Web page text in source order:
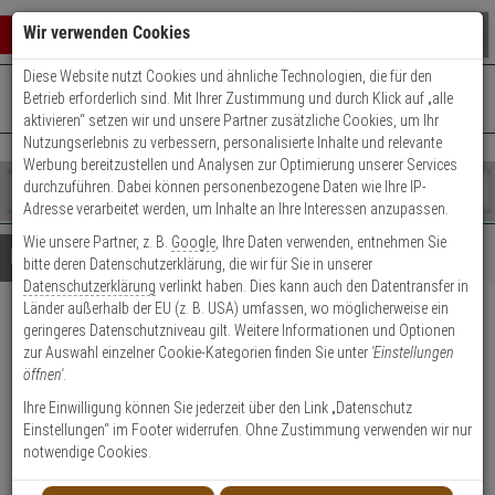
0 ARTIKEL IM WARENKORB
Ihr Warenkorb ist momentan leer.
Ergebnisse ()
Fertig
Shop
durchsuchen
Bitte
geben
Sie
mindestens
Zeichen
ein,
um
Suche
Es
wurde
noch
Kategorien
Suche
gestartet
+49 (0)821 899 493-0Mo. - Do.: 8:00 - 16:30 | Fr.: 8:00 - 14:00 Uhr
Kontaktservice nutzen
Details Beratung
iLOQ Zylinderadapter für
D10 zylinder
Produktmerkmale
Datenblatt drucken
Wir verwenden Cookies
Diese Website nutzt Cookies und ähnliche Technologien, die für den
Betrieb erforderlich sind. Mit Ihrer Zustimmung und durch Klick auf „alle
aktivieren“ setzen wir und unsere Partner zusätzliche Cookies, um Ihr
Nutzungserlebnis zu verbessern, personalisierte Inhalte und relevante
Werbung bereitzustellen und Analysen zur Optimierung unserer Services
durchzuführen. Dabei können personenbezogene Daten wie Ihre IP-
Adresse verarbeitet werden, um Inhalte an Ihre Interessen anzupassen.
Wie unsere Partner, z. B. Google , Ihre Daten verwenden, entnehmen Sie
bitte deren Datenschutzerklärung, die wir für Sie in unserer
Datenschutzerklärung verlinkt haben. Dies kann auch den Datentransfer in
Länder außerhalb der EU (z. B. USA) umfassen, wo möglicherweise ein
geringeres Datenschutzniveau gilt. Weitere Informationen und Optionen
zur Auswahl einzelner Cookie-Kategorien finden Sie unter 'Einstellungen
öffnen'.
Ihre Einwilligung können Sie jederzeit über den Link „Datenschutz
Einstellungen“ im Footer widerrufen. Ohne Zustimmung verwenden wir nur
notwendige Cookies.